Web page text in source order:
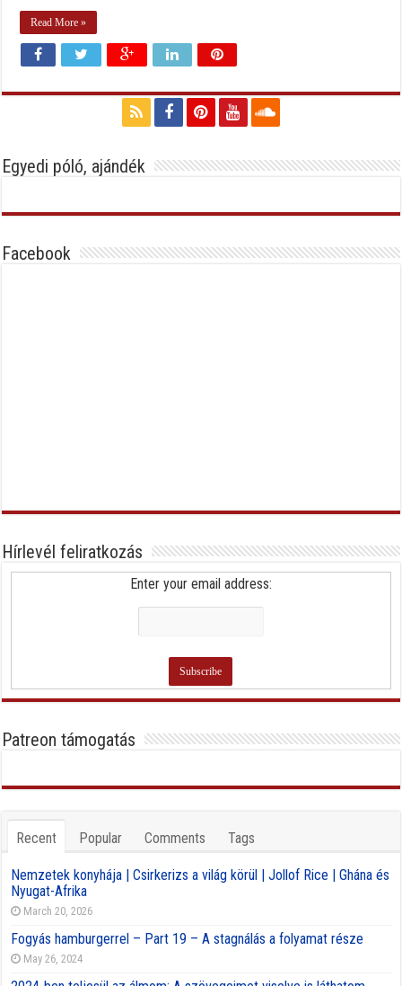
Read More »
Egyedi póló, ajándék
Facebook
Hírlevél feliratkozás
Enter your email address:
Patreon támogatás
Recent Popular Comments Tags
Nemzetek konyhája | Csirkerizs a világ körül | Jollof Rice | Ghána és
Nyugat-Afrika
March 20, 2026
Fogyás hamburgerrel – Part 19 – A stagnálás a folyamat része
May 26, 2024